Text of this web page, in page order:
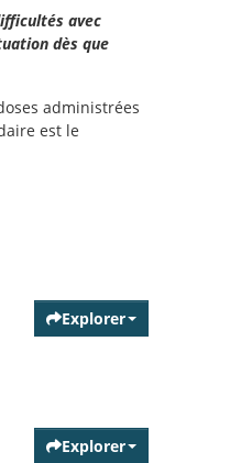
avec
dès que
administrées
est le
Explorer
Explorer